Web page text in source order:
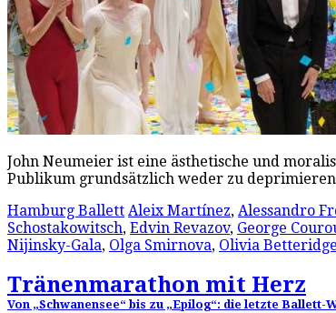
John Neumeier ist eine ästhetische und
Publikum grundsätzlich weder zu
Hamburg Ballett Aleix Martínez, Alessandro
Schostakowitsch, Edvin Revazov, George
Nijinsky-Gala, Olga Smirnova, Olivia Betteridge
Tränenmarathon mit Herz
Von „Schwanensee“ bis zu „Epilog“: die letzte